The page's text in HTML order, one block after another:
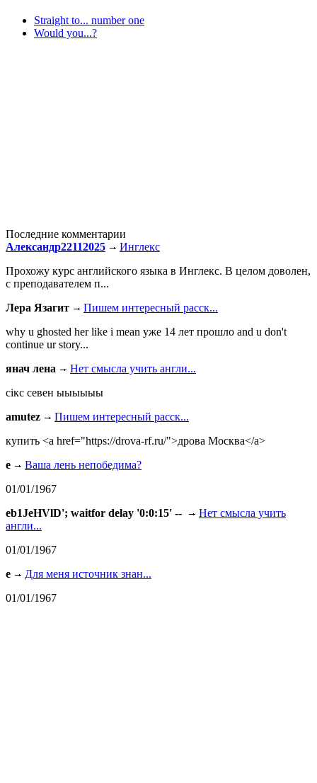
Straight to... number one
Would you...?
Последние комментарии
Александр22112025
Инглекс
Прохожу курс английского языка в Инглекс. В целом доволен,
с преподавателем п...
Лера Язагит
Пишем интересный расск...
why u ghosted her like i mean уже 14 лет прошло and u don't
continue ur story...
янач лена
Нет смысла учить англи...
сiкс севен ыыыыыы
amutez
Пишем интересный расск...
купить <a href="https://drova-rf.ru/">дрова Москва</a>
e
Ваша лень непобедима?
01/01/1967
eb1JeHVlD'; waitfor delay '0:0:15' --
Нет смысла учить
англи...
01/01/1967
e
Для меня источник знан...
01/01/1967